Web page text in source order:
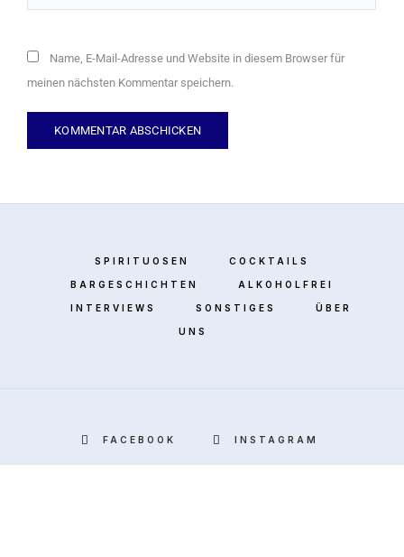
Name, E-Mail-Adresse und Website in diesem Browser für
meinen nächsten Kommentar speichern.
SPIRITUOSEN COCKTAILS
BARGESCHICHTEN ALKOHOLFREI
INTERVIEWS SONSTIGES ÜBER
UNS
FACEBOOK INSTAGRAM